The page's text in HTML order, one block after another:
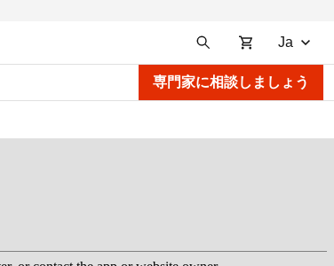
Ja
専門家に相談しましょう